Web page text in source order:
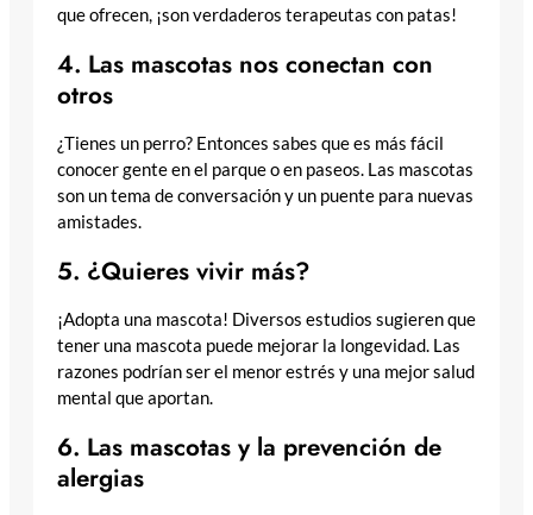
que ofrecen, ¡son verdaderos terapeutas con patas!
4. Las mascotas nos conectan con
otros
¿Tienes un perro? Entonces sabes que es más fácil
conocer gente en el parque o en paseos. Las mascotas
son un tema de conversación y un puente para nuevas
amistades.
5. ¿Quieres vivir más?
¡Adopta una mascota! Diversos estudios sugieren que
tener una mascota puede mejorar la longevidad. Las
razones podrían ser el menor estrés y una mejor salud
mental que aportan.
6. Las mascotas y la prevención de
alergias